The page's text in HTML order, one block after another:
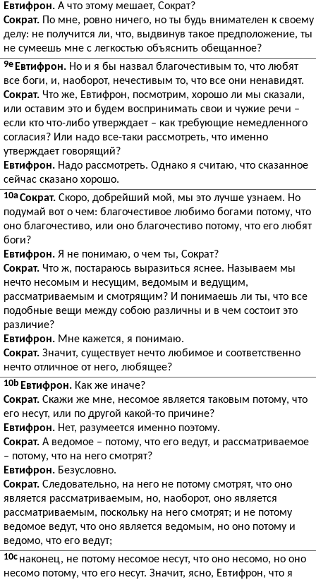
Евтифрон. А что этому мешает, Сократ?
Сократ. По мне, ровно ничего, но ты будь внимателен к своему
делу: не получится ли, что, выдвинув такое предположение, ты
не сумеешь мне с легкостью объяснить обещанное?
9e Евтифрон. Но и я бы назвал благочестивым то, что любят
все боги, и, наоборот, нечестивым то, что все они ненавидят.
Сократ. Что же, Евтифрон, посмотрим, хорошо ли мы сказали,
или оставим это и будем воспринимать свои и чужие речи –
если кто что-либо утверждает – как требующие немедленного
согласия? Или надо все-таки рассмотреть, что именно
утверждает говорящий?
Евтифрон. Надо рассмотреть. Однако я считаю, что сказанное
сейчас сказано хорошо.
10aСократ. Скоро, добрейший мой, мы это лучше узнаем. Но
подумай вот о чем: благочестивое любимо богами потому, что
оно благочестиво, или оно благочестиво потому, что его любят
боги?
Евтифрон. Я не понимаю, о чем ты, Сократ?
Сократ. Что ж, постараюсь выразиться яснее. Называем мы
нечто несомым и несущим, ведомым и ведущим,
рассматриваемым и смотрящим? И понимаешь ли ты, что все
подобные вещи между собою различны и в чем состоит это
различие?
Евтифрон. Мне кажется, я понимаю.
Сократ. Значит, существует нечто любимое и соответственно
нечто отличное от него, любящее?
10b Евтифрон. Как же иначе?
Сократ. Скажи же мне, несомое является таковым потому, что
его несут, или по другой какой-то причине?
Евтифрон. Нет, разумеется именно поэтому.
Сократ. А ведомое – потому, что его ведут, и рассматриваемое
– потому, что на него смотрят?
Евтифрон. Безусловно.
Сократ. Следовательно, на него не потому смотрят, что оно
является рассматриваемым, но, наоборот, оно является
рассматриваемым, поскольку на него смотрят; и не потому
ведомое ведут, что оно является ведомым, но оно потому и
ведомо, что его ведут;
10c наконец, не потому несомое несут, что оно несомо, но оно
несомо потому, что его несут. Значит, ясно, Евтифрон, что я